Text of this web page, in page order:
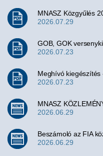
MNASZ Közgyűlés
2026.07.29
GOB, GOK
2026.07.23
Meghívó kiegészítés
2026.07.23
MNASZ
2026.06.29
Beszámoló az FIA
2026.06.29